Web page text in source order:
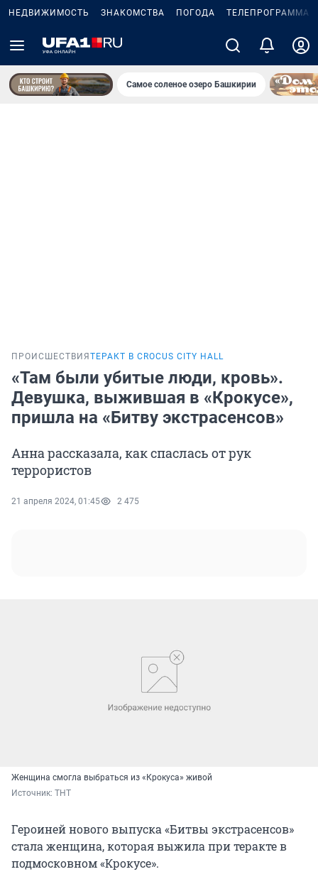
НЕДВИЖИМОСТЬ ЗНАКОМСТВА ПОГОДА ТЕЛЕПРОГРАММА
Самое соленое озеро Башкирии
ПРОИСШЕСТВИЯ ТЕРАКТ В CROCUS CITY HALL
«Там были убитые люди, кровь».
Девушка, выжившая в «Крокусе»,
пришла на «Битву экстрасенсов»
Анна рассказала, как спаслась от рук
террористов
21 апреля 2024, 01:45 2 475
Женщина смогла выбраться из «Крокуса» живой
Источник: ТНТ
Героиней нового выпуска «Битвы экстрасенсов»
стала женщина, которая выжила при теракте в
подмосковном «Крокусе».